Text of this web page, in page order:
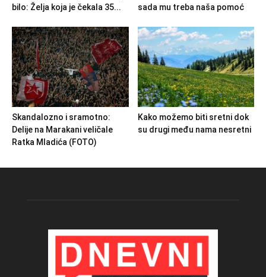
bilo: Želja koja je čekala 35...
sada mu treba naša pomoć
Skandalozno i sramotno:
Delije na Marakani veličale
Ratka Mladića (FOTO)
Kako možemo biti sretni dok
su drugi među nama nesretni